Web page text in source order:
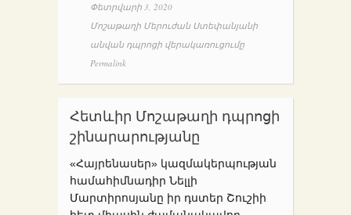
Փետրվարի 3, 2020
Մոշաթաղի Մերուժան Ստեփանյանի
անվան դպրոցի վերակառուցումը
Permalink
Հետևիր Մոշաթաղի դպրոցի
շինարարությանը
«Հայրենասեր» կազմակերպության
համահիմնադիր Նելլի
Մարտիրոսյանը իր դստեր Շուշիի